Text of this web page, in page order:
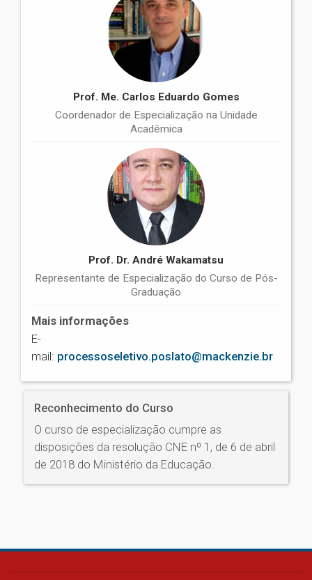
Prof. Me. Carlos Eduardo Gomes
Coordenador de Especialização na Unidade
Acadêmica
Prof. Dr. André Wakamatsu
Representante de Especialização do Curso de Pós-
Graduação
Mais informações
E-
mail: processoseletivo.poslato@mackenzie.br
Reconhecimento do Curso
O curso de especialização cumpre as
disposições da resolução CNE nº 1, de 6 de abril
de 2018 do Ministério da Educação.